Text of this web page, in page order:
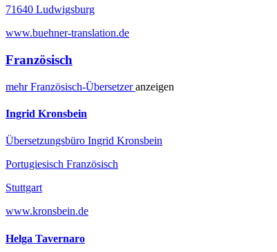
71640 Ludwigsburg
www.buehner-translation.de
Französisch
mehrFranzösisch-Übersetzeranzeigen
Ingrid Kronsbein
Übersetzungsbüro Ingrid Kronsbein
Portugiesisch Französisch
Stuttgart
www.kronsbein.de
Helga Tavernaro